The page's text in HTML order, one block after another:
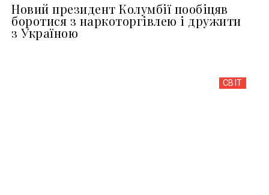
Новий президент Колумбії пообіцяв
боротися з наркоторгівлею і дружити
з Україною
СВІТ